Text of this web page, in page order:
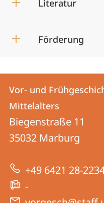
Literatur
Förderung
Kontakt
und
Informationen
zur
Website
Vor-
und
Frühgeschichte
Archäologie
des
Mittelalters
Vor- und
Mittelalters
Biegenstraße 11
35032 Marburg
+49 6421 28-
-